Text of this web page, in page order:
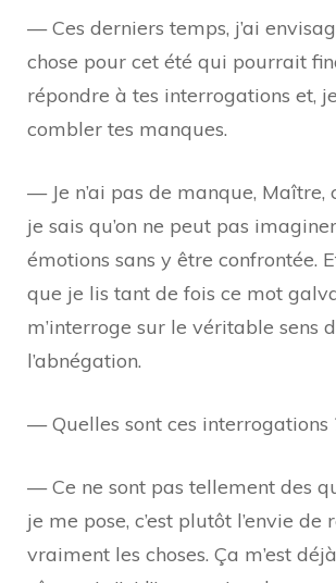
— Ces derniers temps, j’ai
chose pour cet été qui pourrait
répondre à tes interrogations et,
combler tes manques.
— Je n’ai pas de manque, Maître,
je sais qu’on ne peut pas
émotions sans y être confrontée.
que je lis tant de fois ce mot
m’interroge sur le véritable sens
l’abnégation.
— Quelles sont ces interrogations
— Ce ne sont pas tellement des
je me pose, c’est plutôt l’envie de
vraiment les choses. Ça m’est